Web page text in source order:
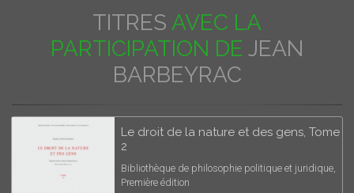
TITRES AVEC LA
PARTICIPATION DE JEAN
BARBEYRAC
Le droit de la nature et des gens, Tome
2
Bibliothèque de philosophie politique et juridique,
Première édition